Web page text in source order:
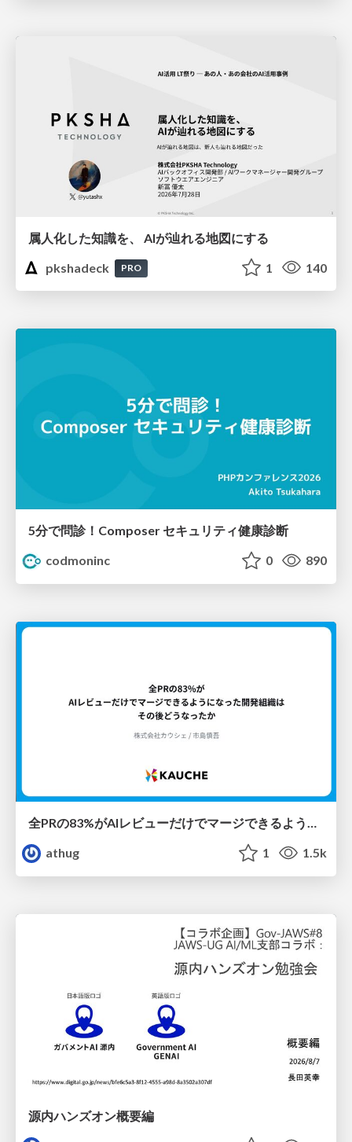
属人化した知識を、 AIが辿れる地図にする
pkshadeck
PRO 1 140
5分で問診！Composer セキュリティ健康診断
codmoninc
0 890
全PRの83%がAIレビューだけでマージできるようになった開発組織はその後どうなったか
athug
1 1.5k
源内ハンズオン概要編